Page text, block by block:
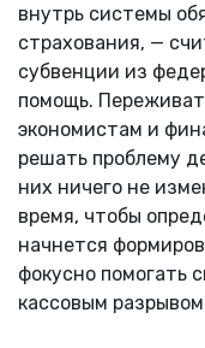
внутрь системы
страхования, —
субвенции из
помощь.
экономистам и
решать проблему
них ничего не
время, чтобы
начнется
фокусно помогать
кассовым